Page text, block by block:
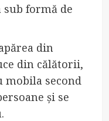
sub formă de
din
din călătorii,
mobila second
și se